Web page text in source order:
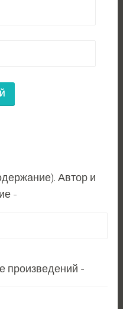
Автор и
произведений